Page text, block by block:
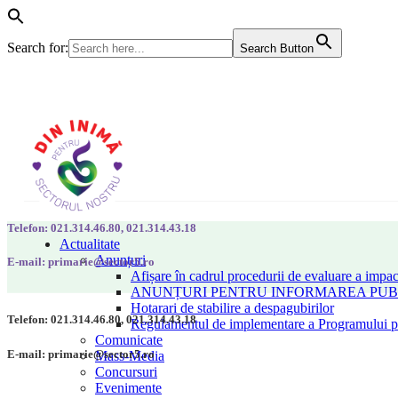
Search for: Search Button
Actualitate
Anunțuri
Afișare în cadrul procedurii de evaluare a
ANUNȚURI PENTRU INFORMAREA
Hotarari de stabilire a despagubirilor
Regulamentul de implementare a Programului
Comunicate
Mass-Media
Concursuri
Evenimente
Telefon: 021.314.46.80, 021.314.43.18
E-mail: primarie@sector5.ro
Telefon: 021.314.46.80, 021.314.43.18
E-mail: primarie@sector5.ro